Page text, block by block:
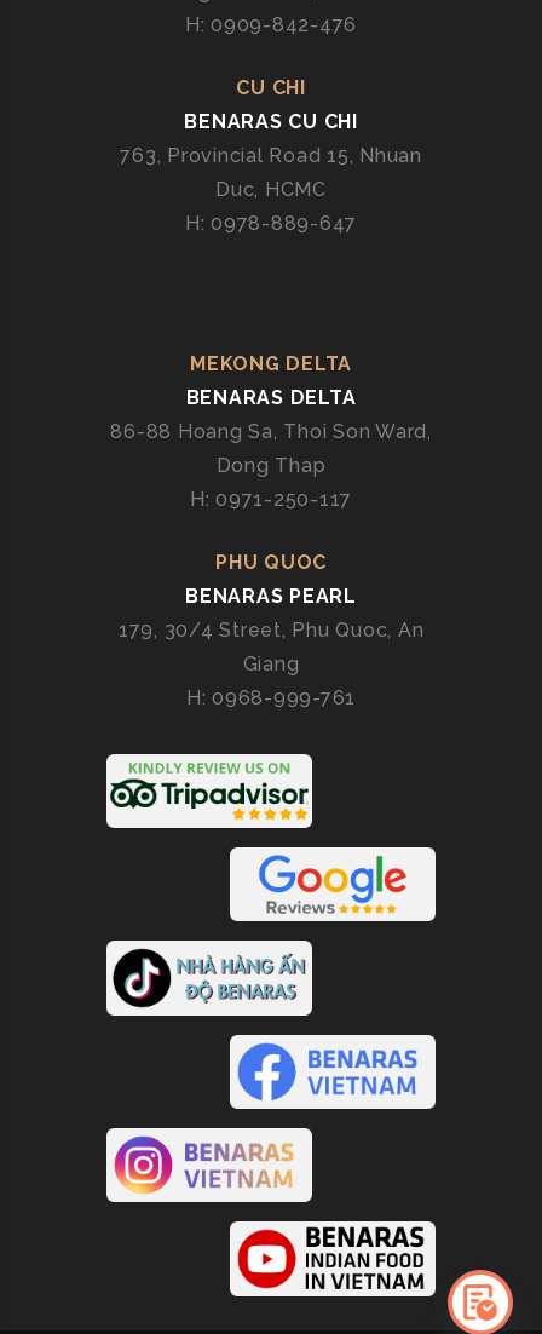
L
H: 0909-842-476
CU CHI
BENARAS CU CHI
763, Provincial Road 15, Nhuan
Duc, HCMC
H: 0978-889-647
MEKONG DELTA
BENARAS DELTA
86-88 Hoang Sa, Thoi Son Ward,
Dong Thap
H: 0971-250-117
PHU QUOC
BENARAS PEARL
179, 30/4 Street, Phu Quoc, An
Giang
H: 0968-999-761